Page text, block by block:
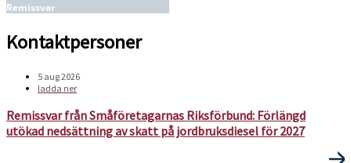
Remissvar
Kontaktpersoner
5 aug 2026
ladda ner
Remissvar från Småföretagarnas Riksförbund: Förlängd
utökad nedsättning av skatt på jordbruksdiesel för 2027